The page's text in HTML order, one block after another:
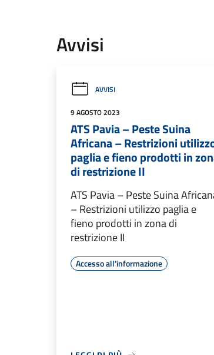
Avvisi
AVVISI
9 AGOSTO 2023
ATS Pavia – Peste Suina
Africana – Restrizioni
paglia e fieno prodotti in
di restrizione II
ATS Pavia – Peste Suina
– Restrizioni utilizzo paglia e
fieno prodotti in zona di
restrizione II
Accesso all'informazione